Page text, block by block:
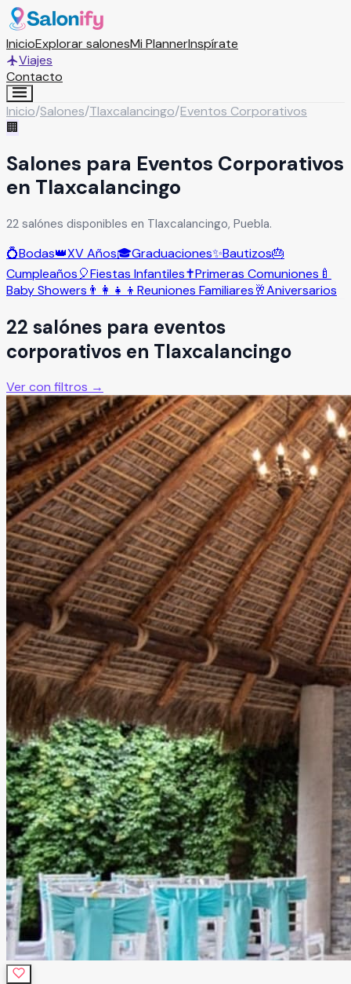
InicioExplorar salonesMi PlannerInspírate
Viajes
Contacto
Inicio/Salones/Tlaxcalancingo/Eventos Corporativos
🏢
Salones para Eventos Corporativos
en Tlaxcalancingo
22 salónes disponibles en Tlaxcalancingo, Puebla.
💍Bodas👑XV Años🎓Graduaciones✨Bautizos🎂
Cumpleaños🎈Fiestas Infantiles✝️Primeras Comuniones 🍼
Baby Showers 👨‍👩‍👧‍👦 Reuniones Familiares🥂Aniversarios
22 salónes para eventos
corporativos en Tlaxcalancingo
Ver con filtros →